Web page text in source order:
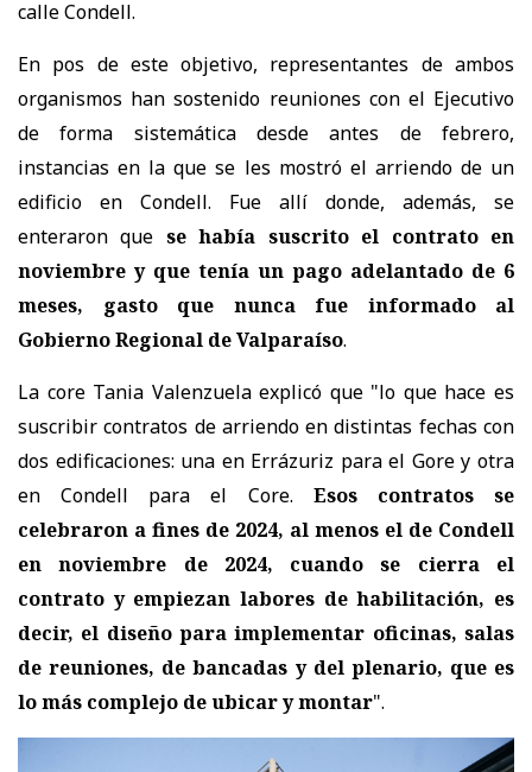
calle Condell.
En pos de este objetivo, representantes de ambos
organismos han sostenido reuniones con el Ejecutivo
de forma sistemática desde antes de febrero,
instancias en la que se les mostró el arriendo de un
edificio en Condell. Fue allí donde, además, se
enteraron que se había suscrito el contrato en
noviembre y que tenía un pago adelantado de 6
meses, gasto que nunca fue informado al
Gobierno Regional de Valparaíso.
La core Tania Valenzuela explicó que "lo que hace es
suscribir contratos de arriendo en distintas fechas con
dos edificaciones: una en Errázuriz para el Gore y otra
en Condell para el Core. Esos contratos se
celebraron a fines de 2024, al menos el de Condell
en noviembre de 2024, cuando se cierra el
contrato y empiezan labores de habilitación, es
decir, el diseño para implementar oficinas, salas
de reuniones, de bancadas y del plenario, que es
lo más complejo de ubicar y montar".